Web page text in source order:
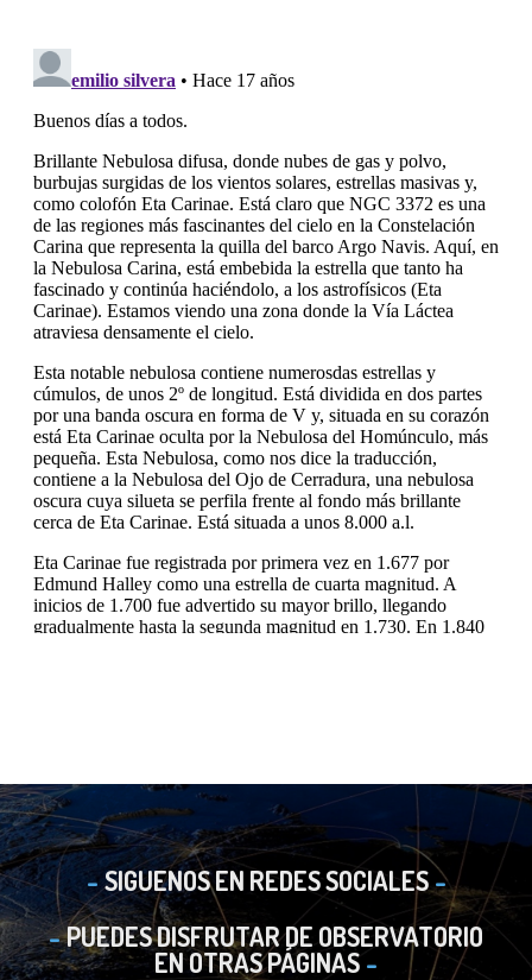
SIGUENOS EN REDES SOCIALES
PUEDES DISFRUTAR DE OBSERVATORIO
EN OTRAS PÁGINAS